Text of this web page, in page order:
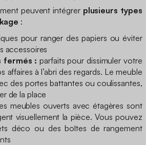
peuvent intégrer plusieurs types
:
pour ranger des papiers ou éviter
accessoires
fermés : parfaits pour dissimuler votre
affaires à l’abri des regards. Le meuble
des portes battantes ou coulissantes,
de la place
meubles ouverts avec étagères sont
visuellement la pièce. Vous pouvez
déco ou des boîtes de rangement